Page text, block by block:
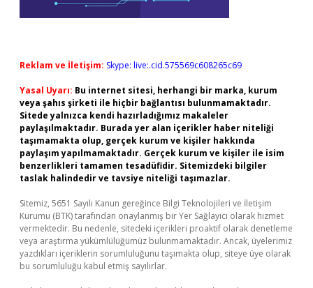
Reklam ve İletişim: Skype: live:.cid.575569c608265c69
Yasal Uyarı: Bu internet sitesi, herhangi bir marka, kurum
veya şahıs şirketi ile hiçbir bağlantısı bulunmamaktadır.
Sitede yalnızca kendi hazırladığımız makaleler
paylaşılmaktadır. Burada yer alan içerikler haber niteliği
taşımamakta olup, gerçek kurum ve kişiler hakkında
paylaşım yapılmamaktadır. Gerçek kurum ve kişiler ile isim
benzerlikleri tamamen tesadüfidir. Sitemizdeki bilgiler
taslak halindedir ve tavsiye niteliği taşımazlar.
Sitemiz, 5651 Sayılı Kanun gereğince Bilgi Teknolojileri ve İletişim
Kurumu (BTK) tarafından onaylanmış bir Yer Sağlayıcı olarak hizmet
vermektedir. Bu nedenle, sitedeki içerikleri proaktif olarak denetleme
veya araştırma yükümlülüğümüz bulunmamaktadır. Ancak, üyelerimiz
yazdıkları içeriklerin sorumluluğunu taşımakta olup, siteye üye olarak
bu sorumluluğu kabul etmiş sayılırlar.